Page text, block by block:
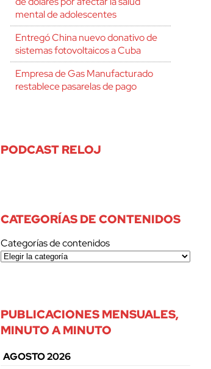
mental de adolescentes
Entregó China nuevo donativo de
sistemas fotovoltaicos a Cuba
Empresa de Gas Manufacturado
restablece pasarelas de pago
PODCAST RELOJ
CATEGORÍAS DE CONTENIDOS
Categorías de contenidos
PUBLICACIONES MENSUALES,
MINUTO A MINUTO
AGOSTO 2026